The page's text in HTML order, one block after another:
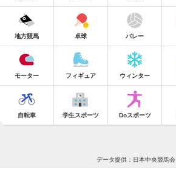
地方競馬 卓球 バレー
モーター フィギュア ウィンター
自転車 学生スポーツ Doスポーツ
データ提供：日本中央競馬会